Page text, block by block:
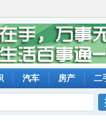
汽车 房产 二